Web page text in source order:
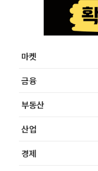
마켓
금융
부동산
산업
경제